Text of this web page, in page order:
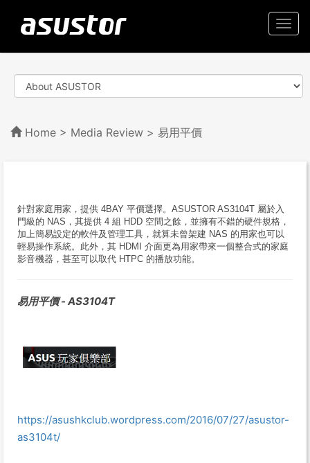
Home > Media Review > 易用平價
針對家庭用家，提供 4BAY 平價選擇。 ASUSTOR AS3104T 屬於入
門級的 NAS，其提供 4 組 HDD 空間之餘，並擁有不錯的硬件規格，
加上簡易設定的軟件及管理工具，就算未曾架建 NAS 的用家也可以
輕易操作系統。此外，其 HDMI 介面更為用家帶來一個整合式的家庭
影音機器，甚至可以取代 HTPC 的播放功能。
易用平價 - AS3104T
https://asushkclub.wordpress.com/2016/07/27/asustor-
as3104t/